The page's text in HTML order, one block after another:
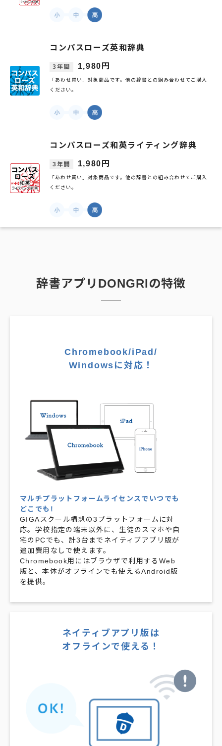
コンパスローズ英和辞典
3年間 1,980円
「あわせ買い」対象商品です。他の辞書との組み合わせてご購入
ください。
コンパスローズ和英ライティング辞典
3年間 1,980円
「あわせ買い」対象商品です。他の辞書との組み合わせてご購入
ください。
辞書アプリDONGRIの特徴
Chromebook/iPad/
Windowsに対応！
マルチプラットフォームライセンスでいつでも
どこでも!
GIGAスクール構想の3プラットフォームに対
応。学校指定の端末以外に、生徒のスマホや自
宅のPCでも、計3台までネイティブアプリ版が
追加費用なしで使えます。
Chromebook用にはブラウザで利用するWeb
版と、本体がオフラインでも使えるAndroid版
を提供。
ネイティブアプリ版は
オフラインで使える！